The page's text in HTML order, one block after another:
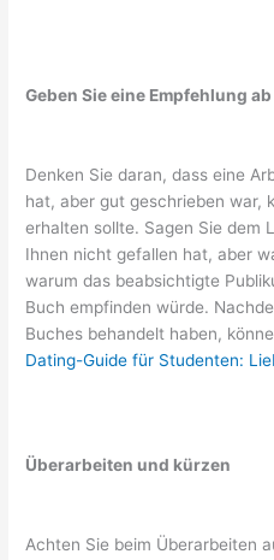
Geben Sie eine Empfehlung ab
Denken Sie daran, dass eine
hat, aber gut geschrieben war,
erhalten sollte. Sagen Sie dem
Ihnen nicht gefallen hat, aber
warum das beabsichtigte
Buch empfinden würde.
Buches behandelt haben,
Dating-Guide für Studenten:
Überarbeiten und kürzen
Achten Sie beim Überarbeiten